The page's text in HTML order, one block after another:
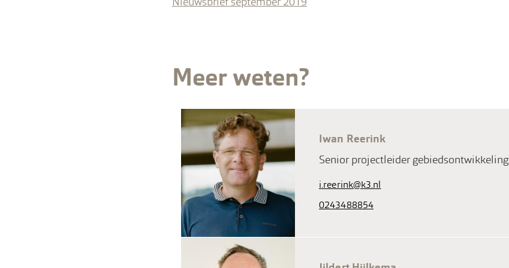
Meer weten?
Iwan Reerink
Senior projectleider gebiedsontwikkeling
i.reerink@k3.nl
0243488854